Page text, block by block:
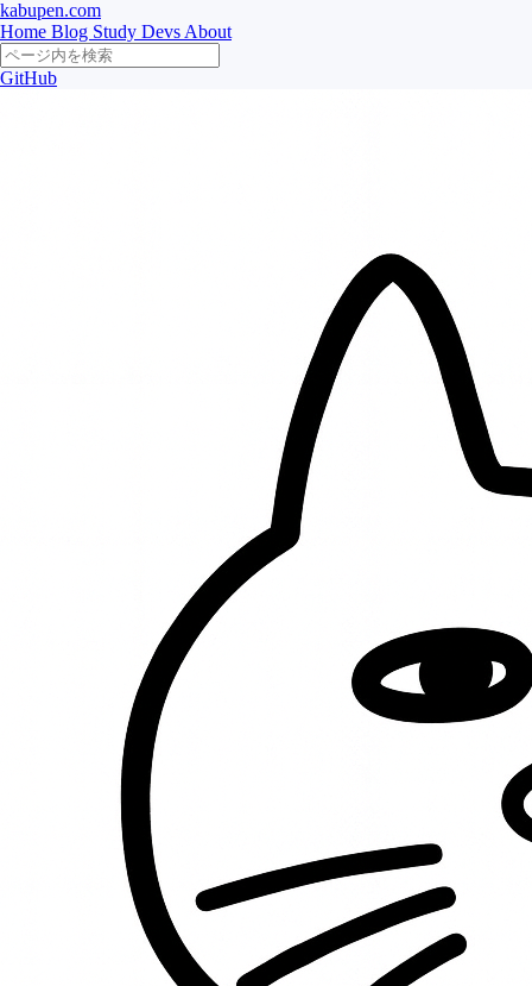
kabupen.com
Home Blog Study Devs About
GitHub